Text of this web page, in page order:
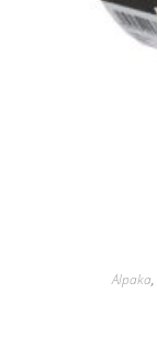
Alpaka,